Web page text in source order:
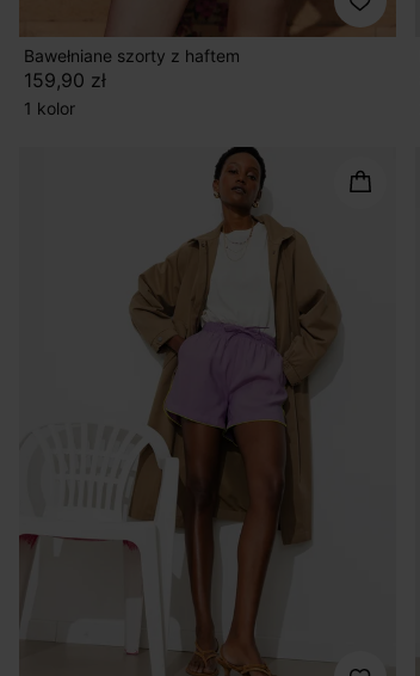
Bawełniane szorty z haftem
159,90 zł
1 kolor